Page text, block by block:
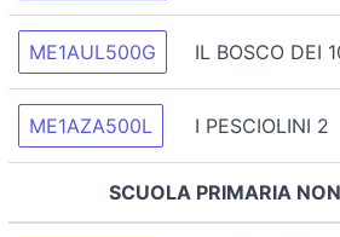
ME1AUL500G IL BOSCO DEI
ME1AZA500L I PESCIOLINI 2
SCUOLA PRIMARIA